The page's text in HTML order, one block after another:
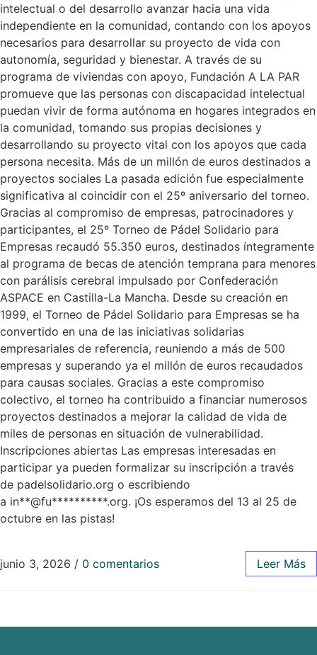
intelectual o del desarrollo avanzar hacia una vida
independiente en la comunidad, contando con los apoyos
necesarios para desarrollar su proyecto de vida con
autonomía, seguridad y bienestar. A través de su
programa de viviendas con apoyo, Fundación A LA PAR
promueve que las personas con discapacidad intelectual
puedan vivir de forma autónoma en hogares integrados en
la comunidad, tomando sus propias decisiones y
desarrollando su proyecto vital con los apoyos que cada
persona necesita. Más de un millón de euros destinados a
proyectos sociales La pasada edición fue especialmente
significativa al coincidir con el 25º aniversario del torneo.
Gracias al compromiso de empresas, patrocinadores y
participantes, el 25º Torneo de Pádel Solidario para
Empresas recaudó 55.350 euros, destinados íntegramente
al programa de becas de atención temprana para menores
con parálisis cerebral impulsado por Confederación
ASPACE en Castilla-La Mancha. Desde su creación en
1999, el Torneo de Pádel Solidario para Empresas se ha
convertido en una de las iniciativas solidarias
empresariales de referencia, reuniendo a más de 500
empresas y superando ya el millón de euros recaudados
para causas sociales. Gracias a este compromiso
colectivo, el torneo ha contribuido a financiar numerosos
proyectos destinados a mejorar la calidad de vida de
miles de personas en situación de vulnerabilidad.
Inscripciones abiertas Las empresas interesadas en
participar ya pueden formalizar su inscripción a través
de padelsolidario.org o escribiendo
a in**@fu**********.org. ¡Os esperamos del 13 al 25 de
octubre en las pistas!
junio 3, 2026 / 0 comentarios Leer Más